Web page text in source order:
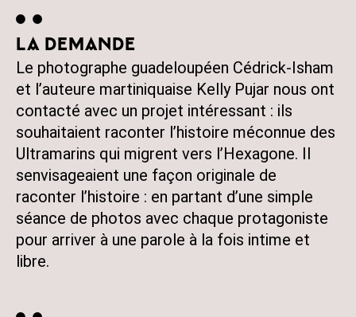
LA DEMANDE
Le photographe guadeloupéen Cédrick-Isham
et l’auteure martiniquaise Kelly Pujar nous ont
contacté avec un projet intéressant : ils
souhaitaient raconter l’histoire méconnue des
Ultramarins qui migrent vers l’Hexagone. Il
senvisageaient une façon originale de
raconter l’histoire : en partant d’une simple
séance de photos avec chaque protagoniste
pour arriver à une parole à la fois intime et
libre.